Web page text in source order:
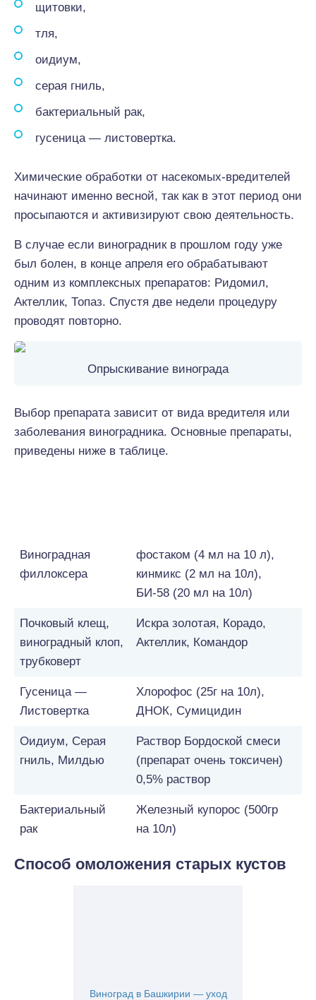
щитовки,
тля,
оидиум,
серая гниль,
бактериальный рак,
гусеница — листовертка.
Химические обработки от насекомых-вредителей
начинают именно весной, так как в этот период они
просыпаются и активизируют свою деятельность.
В случае если виноградник в прошлом году уже
был болен, в конце апреля его обрабатывают
одним из комплексных препаратов: Ридомил,
Актеллик, Топаз. Спустя две недели процедуру
проводят повторно.
Опрыскивание винограда
Выбор препарата зависит от вида вредителя или
заболевания виноградника. Основные препараты,
приведены ниже в таблице.
Виноградная
филлоксера
фостаком (4 мл на 10 л),
кинмикс (2 мл на 10л),
БИ-58 (20 мл на 10л)
Почковый клещ,
виноградный клоп,
трубковерт
Искра золотая, Корадо,
Актеллик, Командор
Гусеница —
Листовертка
Хлорофос (25г на 10л),
ДНОК, Сумицидин
Оидиум, Серая
гниль, Милдью
Раствор Бордоской смеси
(препарат очень токсичен)
0,5% раствор
Бактериальный
рак
Железный купорос (500гр
на 10л)
Способ омоложения старых кустов
Виноград в Башкирии — уход